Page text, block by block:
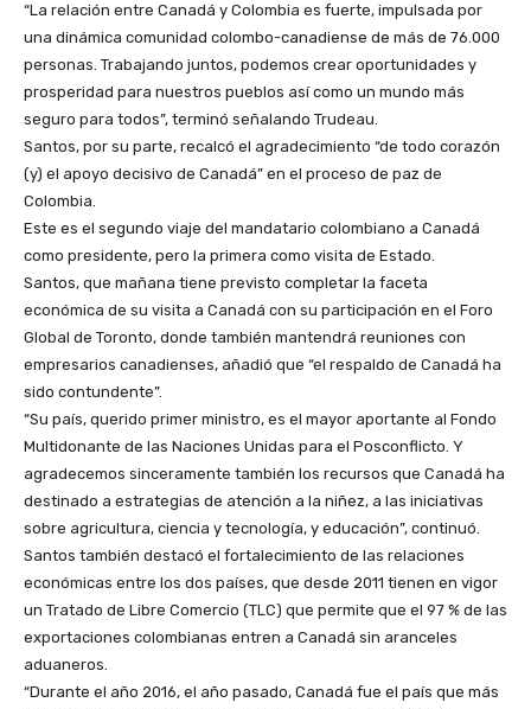
“La relación entre Canadá y Colombia es fuerte, impulsada por
una dinámica comunidad colombo-canadiense de más de 76.000
personas. Trabajando juntos, podemos crear oportunidades y
prosperidad para nuestros pueblos así como un mundo más
seguro para todos”, terminó señalando Trudeau.
Santos, por su parte, recalcó el agradecimiento “de todo corazón
(y) el apoyo decisivo de Canadá” en el proceso de paz de
Colombia.
Este es el segundo viaje del mandatario colombiano a Canadá
como presidente, pero la primera como visita de Estado.
Santos, que mañana tiene previsto completar la faceta
económica de su visita a Canadá con su participación en el Foro
Global de Toronto, donde también mantendrá reuniones con
empresarios canadienses, añadió que “el respaldo de Canadá ha
sido contundente”.
“Su país, querido primer ministro, es el mayor aportante al Fondo
Multidonante de las Naciones Unidas para el Posconflicto. Y
agradecemos sinceramente también los recursos que Canadá ha
destinado a estrategias de atención a la niñez, a las iniciativas
sobre agricultura, ciencia y tecnología, y educación”, continuó.
Santos también destacó el fortalecimiento de las relaciones
económicas entre los dos países, que desde 2011 tienen en vigor
un Tratado de Libre Comercio (TLC) que permite que el 97 % de las
exportaciones colombianas entren a Canadá sin aranceles
aduaneros.
“Durante el año 2016, el año pasado, Canadá fue el país que más